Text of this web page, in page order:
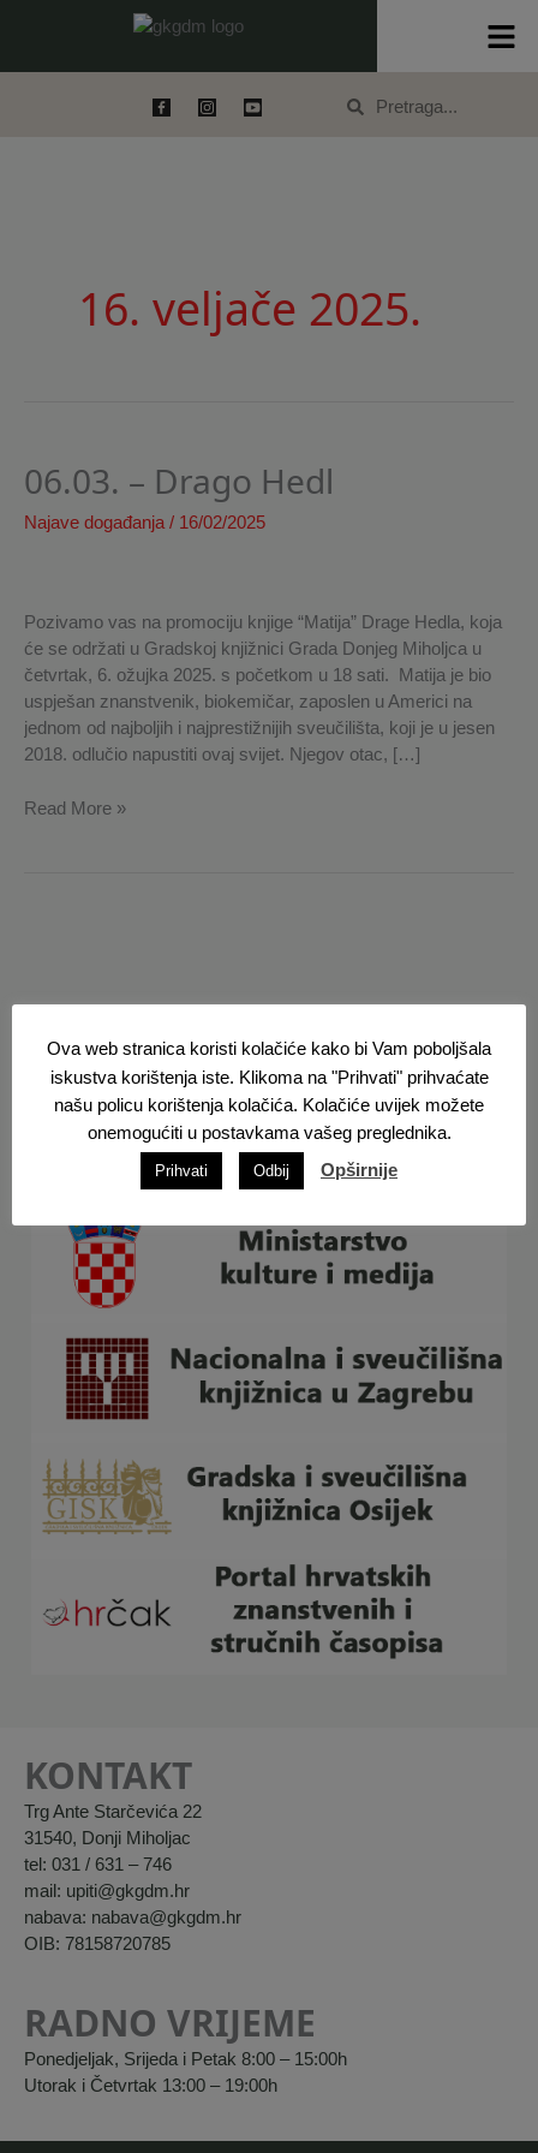
SearchSearch
16. veljače 2025.
06.03. – Drago Hedl
Najave događanja / 16/02/2025
Pozivamo vas na promociju knjige “Matija” Drage Hedla, koja
će se održati u Gradskoj knjižnici Grada Donjeg Miholjca u
četvrtak, 6. ožujka 2025. s početkom u 18 sati. Matija je bio
uspješan znanstvenik, biokemičar, zaposlen u Americi na
jednom od najboljih i najprestižnijih sveučilišta, koji je u jesen
2018. odlučio napustiti ovaj svijet. Njegov otac, […]
06.03.
–
Drago
Read More »
KONTAKT
Trg Ante Starčevića 22
31540, Donji Miholjac
tel: 031 / 631 – 746
mail: upiti@gkgdm.hr
nabava: nabava@gkgdm.hr
OIB: 78158720785
RADNO VRIJEME
Ponedjeljak, Srijeda i Petak 8:00 – 15:00h
Utorak i Četvrtak 13:00 – 19:00h
Ova web stranica koristi kolačiće kako bi Vam poboljšala
iskustva korištenja iste. Klikoma na "Prihvati" prihvaćate
našu policu korištenja kolačića. Kolačiće uvijek možete
onemogućiti u postavkama vašeg preglednika.
Prihvati Odbij Opširnije